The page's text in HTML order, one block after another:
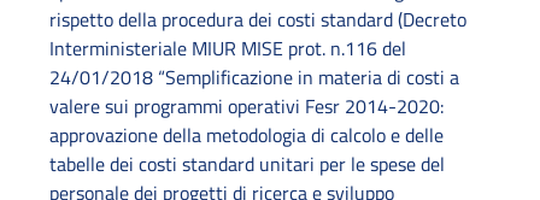
rispetto della procedura dei costi standard (Decreto
Interministeriale MIUR MISE prot. n.116 del
24/01/2018 “Semplificazione in materia di costi a
valere sui programmi operativi Fesr 2014-2020:
approvazione della metodologia di calcolo e delle
tabelle dei costi standard unitari per le spese del
personale dei progetti di ricerca e sviluppo